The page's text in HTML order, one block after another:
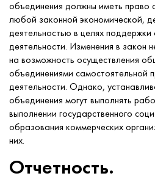
объединения должны иметь право
любой законной экономической,
деятельностью в целях
деятельности. Изменения в закон
на возможность осуществления
объединениями самостоятельной
деятельности. Однако,
объединения могут выполнять
выполнении государственного
образования коммерческих
них.
Отчетность.